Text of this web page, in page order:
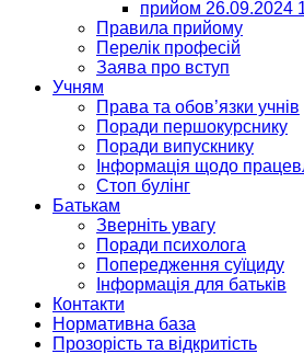
прийом 26.09.2024
Правила прийому
Перелік професій
Заява про вступ
Учням
Права та обов’язки учнів
Поради першокурснику
Поради випускнику
Інформація щодо
Стоп булінг
Батькам
Зверніть увагу
Поради психолога
Попередження суїциду
Інформація для батьків
Контакти
Нормативна база
Прозорість та відкритість